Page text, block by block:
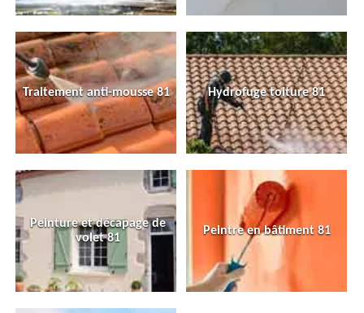
Traitement anti-mousse 81 Hydrofuge toiture 81
Peinture et décapage de
volet 81
Peintre en bâtiment 81